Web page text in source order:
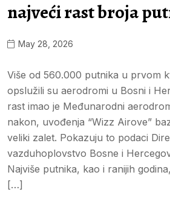
najveći rast broja
May 28, 2026
Više od 560.000 putnika u prvom
opslužili su aerodromi u Bosni i
rast imao je Međunarodni
nakon, uvođenja “Wizz Airove”
veliki zalet. Pokazuju to podaci
vazduhoplovstvo Bosne i
Najviše putnika, kao i ranijih
[…]